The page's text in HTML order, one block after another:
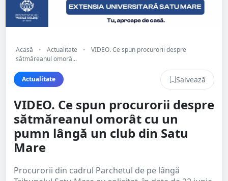
Acasă • Actualitate •
VIDEO. Ce spun procurorii despre
sătmăreanul omorâ...
Actualitate Salvează
VIDEO. Ce spun procurorii despre
sătmăreanul omorât cu un
pumn lângă un club din Satu
Mare
Procurorii din cadrul Parchetul de pe lângă